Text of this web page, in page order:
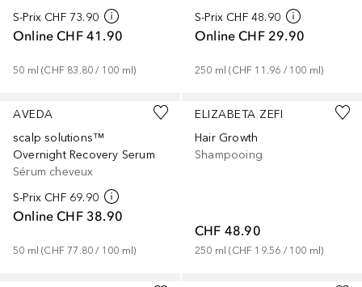
S-Prix CHF 73.90
Online CHF 41.90
50 ml (CHF 83.80 / 100 ml)
S-Prix CHF 48.90
Online CHF 29.90
250 ml (CHF 11.96 / 100 ml)
AVEDA
scalp solutions™
Overnight Recovery Serum
Sérum cheveux
S-Prix CHF 69.90
Online CHF 38.90
50 ml (CHF 77.80 / 100 ml)
ELIZABETA ZEFI
Hair Growth
Shampooing
CHF 48.90
250 ml (CHF 19.56 / 100 ml)